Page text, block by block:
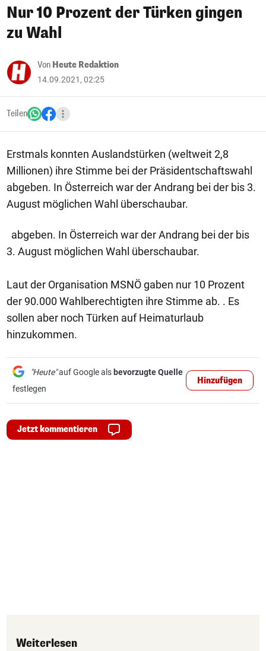
Nur 10 Prozent der Türken gingen
zu Wahl
Von Heute Redaktion
14.09.2021, 02:25
Teilen
Erstmals konnten Auslandstürken (weltweit 2,8
Millionen) ihre Stimme bei der Präsidentschaftswahl
abgeben. In Österreich war der Andrang bei der bis 3.
August möglichen Wahl überschaubar.
abgeben. In Österreich war der Andrang bei der bis
3. August möglichen Wahl überschaubar.
Laut der Organisation MSNÖ gaben nur 10 Prozent
der 90.000 Wahlberechtigten ihre Stimme ab. . Es
sollen aber noch Türken auf Heimaturlaub
hinzukommen.
"Heute"auf Google als bevorzugte Quelle
festlegen
Hinzufügen
Jetzt kommentieren
Weiterlesen